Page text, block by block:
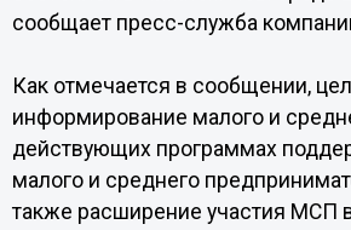
сообщает пресс-служба
Как отмечается в сообщении,
информирование малого и
действующих программах
малого и среднего
также расширение участия МСП